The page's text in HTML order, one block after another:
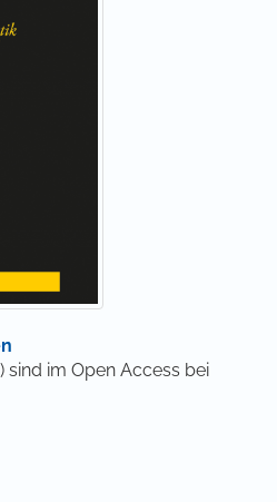
sind im Open Access bei